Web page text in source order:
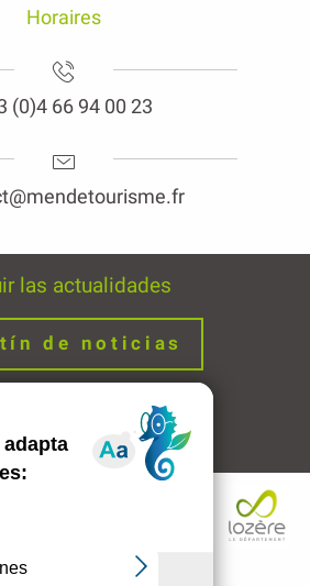
Descripción
Tarifas
Horaires
(0)4 66 94 00 23
las actualidades
de noticias